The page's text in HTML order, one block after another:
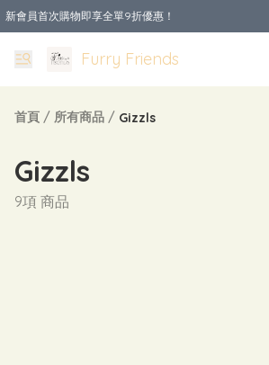
新會員首次購物即享全單9折優惠！
Furry Friends
首頁 / 所有商品 / Gizzls
Gizzls
9項 商品